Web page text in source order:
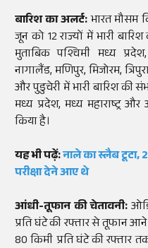
बारिश का अलर्ट:भारत मौसम
जून को 12 राज्यों में भारी
मुताबिक पश्चिमी मध्य
नागालैंड, मणिपुर, मिजोरम,
और पुडुचेरी में भारी बारिश की
मध्य प्रदेश, मध्य महाराष्ट्र
किया है।
यह भी पढ़ें:नाले का स्लैब टूटा,
परीक्षा देने आए थे
आंधी-तूफान की चेतावनी:
प्रति घंटे की रफ्तार से तूफान
80 किमी प्रति घंटे की रफ्तार